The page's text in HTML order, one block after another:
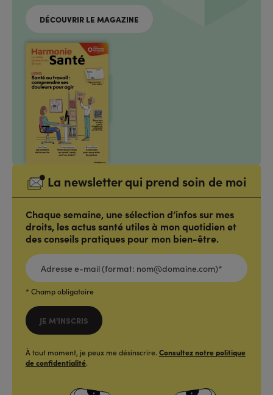
DÉCOUVRIR LE MAGAZINE
La newsletter qui prend soin de moi
Chaque semaine, une sélection d’infos sur mes
droits, les actus santé utiles à mon quotidien et
des conseils pratiques pour mon bien-être.
ADRESSE
E-
MAIL
(FORMAT:
NOM@DOMAINE.COM)*
* Champ obligatoire
JE M'INSCRIS
À tout moment, je peux me désinscrire. Consultez notre politique
de confidentialité.